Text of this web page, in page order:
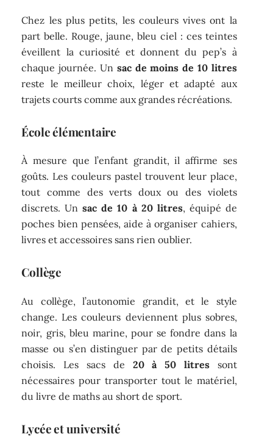
Chez les plus petits, les couleurs vives ont la
part belle. Rouge, jaune, bleu ciel : ces teintes
éveillent la curiosité et donnent du pep’s à
chaque journée. Un sac de moins de 10 litres
reste le meilleur choix, léger et adapté aux
trajets courts comme aux grandes récréations.
École élémentaire
À mesure que l’enfant grandit, il affirme ses
goûts. Les couleurs pastel trouvent leur place,
tout comme des verts doux ou des violets
discrets. Unsac de 10 à 20 litres, équipé de
poches bien pensées, aide à organiser cahiers,
livres et accessoires sans rien oublier.
Collège
Au collège, l’autonomie grandit, et le style
change. Les couleurs deviennent plus sobres,
noir, gris, bleu marine, pour se fondre dans la
masse ou s’en distinguer par de petits détails
choisis. Les sacs de 20 à 50 litressont
nécessaires pour transporter tout le matériel,
du livre de maths au short de sport.
Lycée et université